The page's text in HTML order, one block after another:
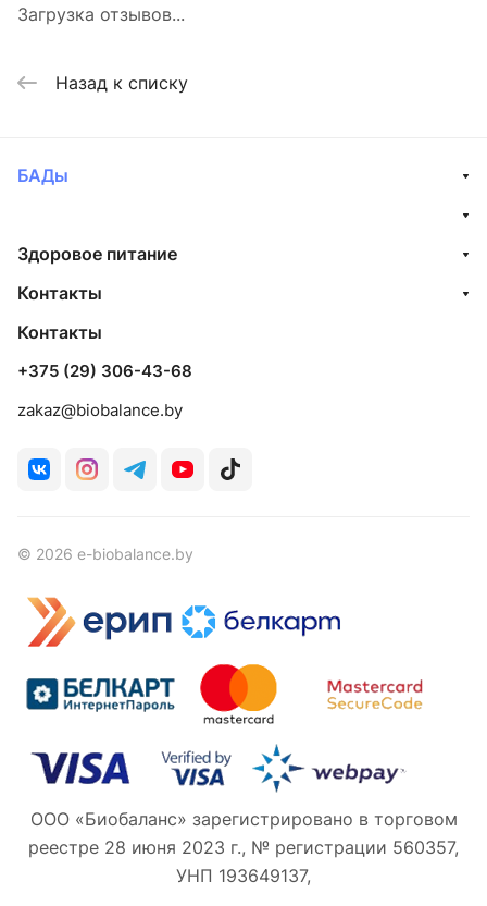
Загрузка отзывов...
Назад к списку
БАДы
Здоровое питание
Контакты
Контакты
+375 (29) 306-43-68
zakaz@biobalance.by
© 2026 e-biobalance.by
ООО «Биобаланс» зарегистрировано в торговом
реестре 28 июня 2023 г., № регистрации 560357,
УНП 193649137,